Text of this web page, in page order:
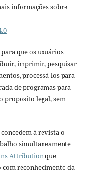
informações sobre
que os usuários
imprimir, pesquisar
processá-los para
de programas para
propósito legal, sem
à revista o
simultaneamente
Attributionque
reconhecimento da